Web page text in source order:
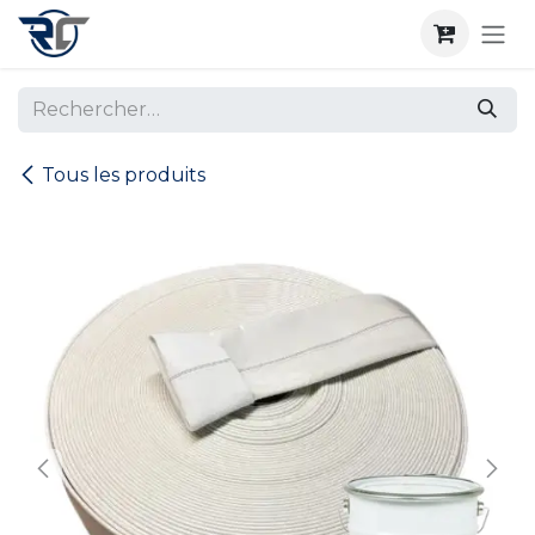
Se rendre au contenu
Tous les produits